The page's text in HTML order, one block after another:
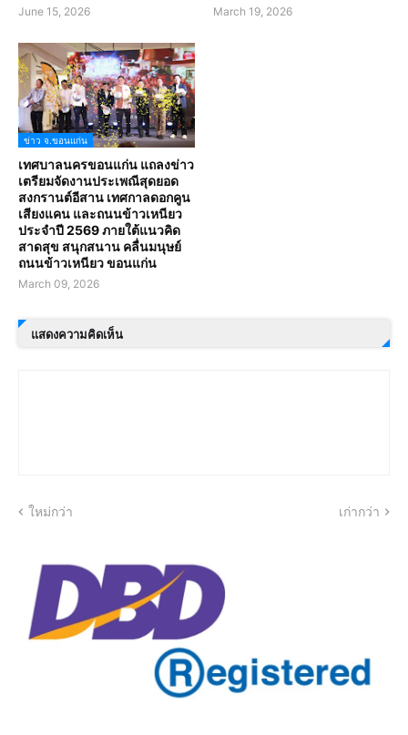
June 15, 2026 March 19, 2026
ข่าว จ.ขอนแก่น
เทศบาลนครขอนแก่น แถลงข่าว
เตรียมจัดงานประเพณีสุดยอด
สงกรานต์อีสาน เทศกาลดอกคูน
เสียงแคน และถนนข้าวเหนียว
ประจำปี 2569 ภายใต้แนวคิด
สาดสุข สนุกสนาน คลื่นมนุษย์
ถนนข้าวเหนียว ขอนแก่น
March 09, 2026
แสดงความคิดเห็น
ใหม่กว่า เก่ากว่า